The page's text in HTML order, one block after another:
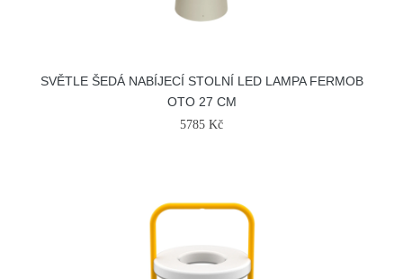
SVĚTLE ŠEDÁ NABÍJECÍ STOLNÍ LED LAMPA FERMOB
OTO 27 CM
5785 Kč